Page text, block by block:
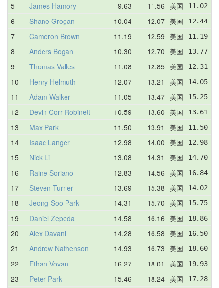
5 James Hamory 9.63 11.56 美国 11.02
6 Shane Grogan 10.04 12.07 美国 12.44
7 Cameron Brown 11.19 12.59 美国 11.19
8 Anders Bogan 10.30 12.70 美国 13.77
9 Thomas Valles 11.08 12.85 美国 12.31
10 Henry Helmuth 12.07 13.21 美国 14.05
11 Adam Walker 11.05 13.47 美国 15.25
12 Devin Corr-Robinett 10.59 13.60 美国 13.61
13 Max Park 11.50 13.91 美国 11.50
14 Isaac Langer 12.98 14.00 美国 12.98
15 Nick Li 13.08 14.31 美国 14.70
16 Raine Soriano 12.83 14.56 美国 16.84
17 Steven Turner 13.69 15.38 美国 14.02
18 Jeong-Soo Park 14.31 15.70 美国 15.75
19 Daniel Zepeda 14.58 16.16 美国 18.86
20 Alex Davani 14.28 16.58 美国 16.50
21 Andrew Nathenson 14.93 16.73 美国 18.60
22 Ethan Vovan 16.27 18.01 美国 19.93
23 Peter Park 15.46 18.24 美国 17.28